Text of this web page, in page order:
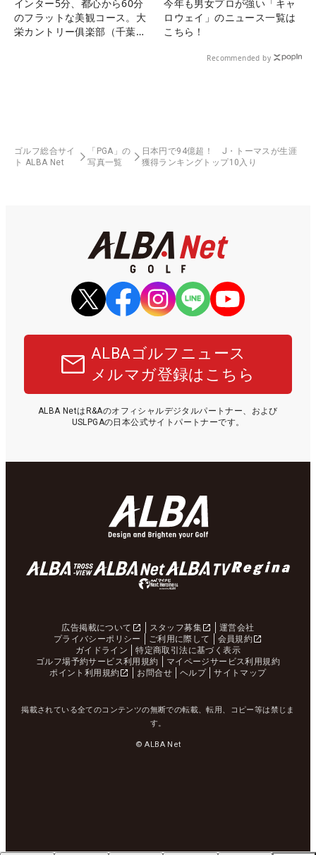
インター5分、都心から60分
のフラットな美観コース。大
栄カントリー俱楽部（千葉
今年も男女プロが強い「キャ
ロウェイ」のニュース一覧は
こちら！
Recommended by
ゴルフ総合サイ
ト ALBA Net
「PGA」の
写真一覧
日本円で94億超！ J・トーマスが生涯
獲得ランキングトップ10入り
ALBAゴルフニュース
メルマガ登録はこちら
ALBA NetはR&Aのオフィシャルデジタルパートナー、および
USLPGAの日本公式サイトパートナーです。
広告掲載について スタッフ募集
運営会社
プライバシーポリシー
ご利用に際して
会員規約
ガイドライン
特定商取引法に基づく表示
ゴルフ場予約サービス利用規約
マイページサービス利用規約
ポイント利用規約
お問合せ ヘルプ サイトマップ
掲載されている全てのコンテンツの無断での転載、転用、コピー等は禁じま
す。
© ALBA Net